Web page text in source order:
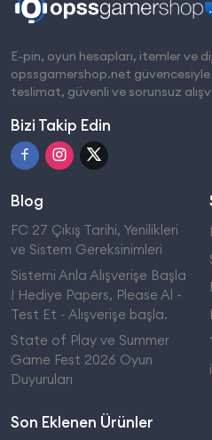
E-pin, oyun hesapları, itemler ve
opssgamershop.net
teslimat, güvenli ve sorunsuz
Bizi Takip Edin
Blog
FC 27 Çıkış Tarihi, Yenilikleri
ve Sistem Gereksinimleri
Sistemi Anla Alışverişe Başla
! Hediye Papers, Please Al -
Test Et - Alışverişe başla.
State of Play ve Summer
Game Fest 2026 Oyun
Duyuruları
Son Eklenen Ürünler